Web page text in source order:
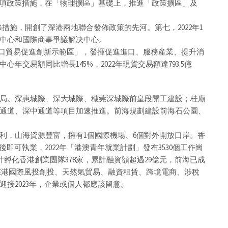
政策措施，在「物理擴區」基礎上，推進「政策擴區」及
施，開創了深港兩地聯合發佈政策的先河。第七，2022年1
心和國際商事爭議解决中心。
貿易促進創新示範區」，發揮促進進口、服務産業、提升消
年交易額同比增長145%，2022年現貨交易額達793.5億
。深惠城際、深大城際、穗莞深城際前皇段開工建設；桂廟
、深中通道等項目加速推進。前海規劃建設前海石公園、
，山海資源豐富，擁有1個國際機場、6個對外開放口岸。香
可執業，2022年「港澳青年就業計劃」發布3530個工作崗
化香港創業團隊378家，累計融資額超過29億元，前海已成
國際風投創投、天然氣貿易、融資租賃、跨境電商、涉稅
2023年，企業或個人都應該留意。